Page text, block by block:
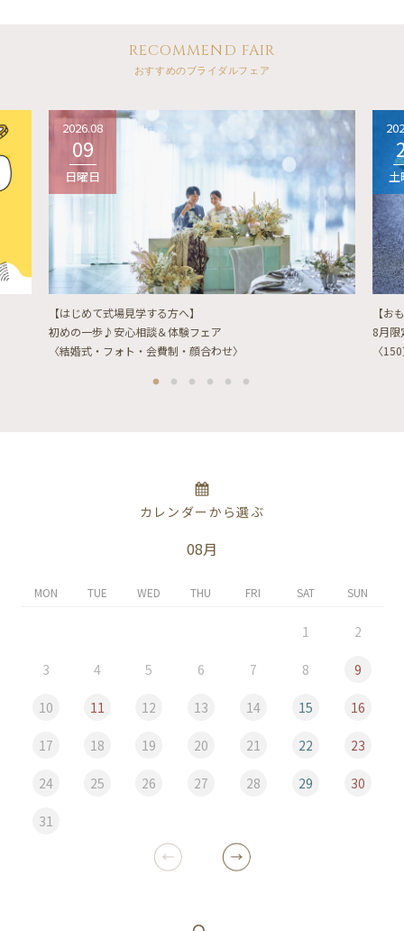
RECOMMEND FAIR
おすすめのブライダルフェア
2026.08
09
日曜日
【はじめて式場見学する方へ】
初めの一歩♪安心相談＆体験フェア
〈結婚式・フォト・会費制・顔合わせ〉
土
【お
8月限
〈
カレンダーから選ぶ
08月
MON TUE WED THU FRI SAT SUN
1 2
3 4 5 6 7 8 9
10 11 12 13 14 15 16
17 18 19 20 21 22 23
24 25 26 27 28 29 30
31